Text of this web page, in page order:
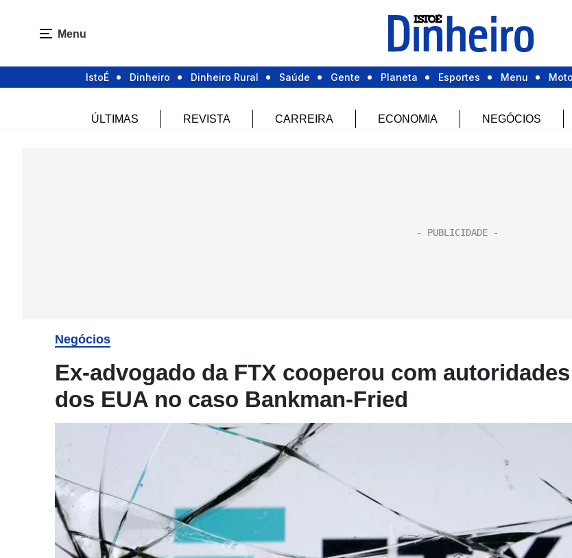
Menu
IstoÉ Dinheiro Dinheiro Rural Saúde Gente Planeta Esportes Menu
ÚLTIMAS REVISTA CARREIRA ECONOMIA NEGÓCIOS
Negócios
Ex-advogado da FTX cooperou com autoridades
dos EUA no caso Bankman-Fried